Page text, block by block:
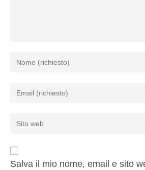
Salva il mio nome, email e sito